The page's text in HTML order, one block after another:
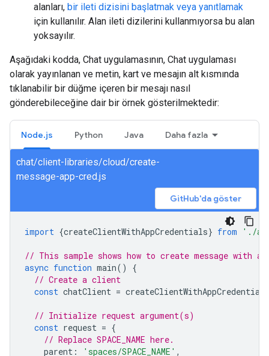
alanları, bir ileti dizisini başlatmak veya yanıtlamak
için kullanılır. Alan ileti dizilerini kullanmıyorsa bu alan
yoksayılır.
Aşağıdaki kodda, Chat uygulamasının, Chat uygulaması
olarak yayınlanan ve metin, kart ve mesajın alt kısmında
tıklanabilir bir düğme içeren bir mesajı nasıl
gönderebileceğine dair bir örnek gösterilmektedir:
Node.js Python Java Daha fazla
chat/client-libraries/cloud/create-
message-app-cred.js
GitHub'da göster
import {createClientWithAppCredentials} from './
// This sample shows how to create message with
async function main()
{
// Create a client
const chatClient = createClientWithAppCredentials
// Initialize request argument(s)
const request = {
// Replace SPACE_NAME here.
parent : 'spaces/SPACE_NAME' ,